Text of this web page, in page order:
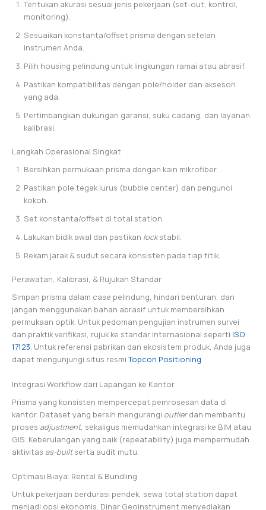
Tentukan akurasi sesuai jenis pekerjaan (set-out, kontrol,
monitoring).
Sesuaikan konstanta/offset prisma dengan setelan
instrumen Anda.
Pilih housing pelindung untuk lingkungan ramai atau abrasif.
Pastikan kompatibilitas dengan pole/holder dan aksesori
yang ada.
Pertimbangkan dukungan garansi, suku cadang, dan layanan
kalibrasi.
Langkah Operasional Singkat
Bersihkan permukaan prisma dengan kain mikrofiber.
Pastikan pole tegak lurus (bubble center) dan pengunci
kokoh.
Set konstanta/offset di total station.
Lakukan bidik awal dan pastikan lockstabil.
Rekam jarak & sudut secara konsisten pada tiap titik.
Perawatan, Kalibrasi, & Rujukan Standar
Simpan prisma dalam case pelindung, hindari benturan, dan
jangan menggunakan bahan abrasif untuk membersihkan
permukaan optik. Untuk pedoman pengujian instrumen survei
dan praktik verifikasi, rujuk ke standar internasional seperti ISO
17123. Untuk referensi pabrikan dan ekosistem produk, Anda juga
dapat mengunjungi situs resmiTopcon Positioning.
Integrasi Workflow dari Lapangan ke Kantor
Prisma yang konsisten mempercepat pemrosesan data di
kantor. Dataset yang bersih mengurangi outlierdan membantu
proses adjustment, sekaligus memudahkan integrasi ke BIM atau
GIS. Keberulangan yang baik (repeatability) juga mempermudah
aktivitas as-builtserta audit mutu.
Optimasi Biaya: Rental & Bundling
Untuk pekerjaan berdurasi pendek, sewa total station dapat
menjadi opsi ekonomis. Dinar Geoinstrument menyediakan